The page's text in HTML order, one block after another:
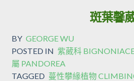
斑葉馨
BY GEORGE WU
POSTED IN 紫葳科
屬 PANDOREA
TAGGED 蔓性攀緣植物